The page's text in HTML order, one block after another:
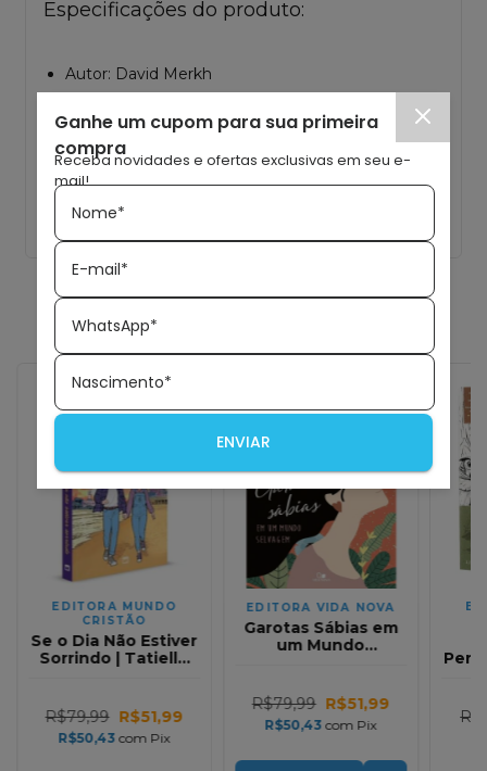
Especificações do produto:
Autor: David Merkh
Páginas: 272 Páginas
Formato: 13,5 x 20,5 cm
ISBN: 9788524305078
Veja também
35%OFF
EDITORA MUNDO
CRISTÃO
Se o Dia Não Estiver
Sorrindo | Tatielle
R$79,99 R$51,99
R$50,43com Pix
EDITORA VIDA NOVA
Garotas Sábias em
um Mundo
R$79,99 R$51,99
R$50,43com Pix
Ganhe um cupom para sua primeira
compra
Receba novidades e ofertas exclusivas em seu e-
mail!
Nome*
E-mail*
WhatsApp*
Nascimento*
ENVIAR